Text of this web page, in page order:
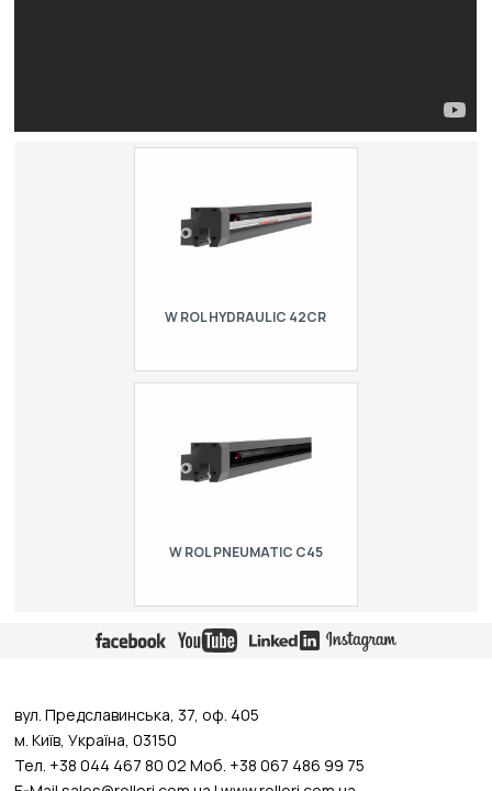
W ROL HYDRAULIC 42CR
навантаження 1800 кН/м тя…
W ROL PNEUMATIC C45
пневматична, з 42CrMo4 для
інструментів R2, довжиною від 1020
вул. Предславинська, 37, оф. 405
м. Київ, Україна, 03150
Тел. +38 044 467 80 02 Моб. +38 067 486 99 75